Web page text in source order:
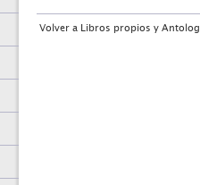
Volver a Libros propios y